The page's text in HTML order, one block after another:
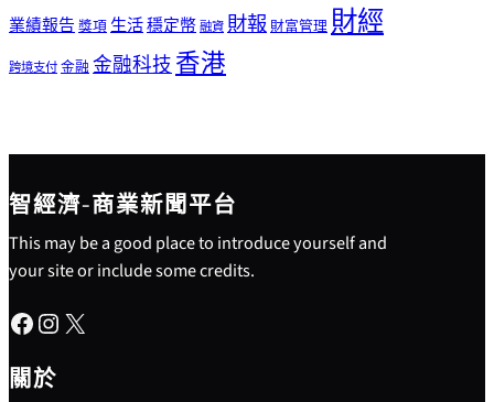
業績報告 獎項生活穩定幣融資 財報 財富管理 財經
跨境支付金融 金融科技 香港
智經濟-商業新聞平台
This may be a good place to introduce yourself and
your site or include some credits.
Facebook Instagram X
關於